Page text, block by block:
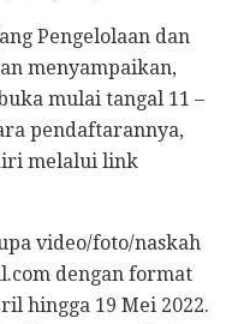
Pengelolaan dan
menyampaikan,
mulai tangal 11 –
pendaftarannya,
melalui link
video/foto/naskah
dengan format
hingga 19 Mei 2022.